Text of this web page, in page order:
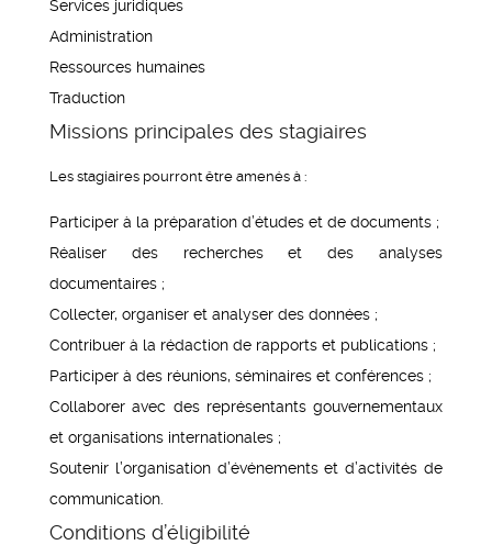
Services juridiques
Administration
Ressources humaines
Traduction
Missions principales des stagiaires
Les stagiaires pourront être amenés à :
Participer à la préparation d’études et de documents ;
Réaliser des recherches et des analyses
documentaires ;
Collecter, organiser et analyser des données ;
Contribuer à la rédaction de rapports et publications ;
Participer à des réunions, séminaires et conférences ;
Collaborer avec des représentants gouvernementaux
et organisations internationales ;
Soutenir l’organisation d’événements et d’activités de
communication.
Conditions d’éligibilité